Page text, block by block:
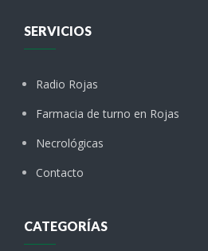
SERVICIOS
Radio Rojas
Farmacia de turno en Rojas
Necrológicas
Contacto
CATEGORÍAS